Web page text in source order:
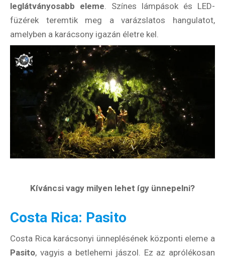
leglátványosabb eleme . Színes lámpások és LED-
füzérek teremtik meg a varázslatos hangulatot,
amelyben a karácsony igazán életre kel.
Kíváncsi vagy milyen lehet így ünnepelni?
Costa Rica: Pasito
Costa Rica karácsonyi ünneplésének központi eleme a
Pasito, vagyis a betlehemi jászol. Ez az aprólékosan